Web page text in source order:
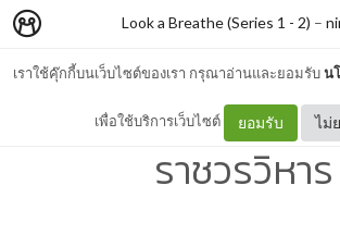
เราใช้คุ๊กกี้บนเว็บไซต์ของเรา กรุณาอ่านและยอมรับน
เพื่อใช้บริการเว็บไซต์ ยอมรับ ไม่
Look a Breathe (Series 1 - 2) –
#039 วัดราชา
ราชวรวิหาร